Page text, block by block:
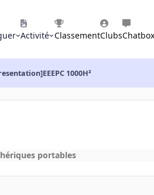
Activité ClassementClubsChatbox
1000H²
portables